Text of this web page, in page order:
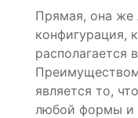
Прямая, она же
конфигурация,
располагается
является то,
любой формы и